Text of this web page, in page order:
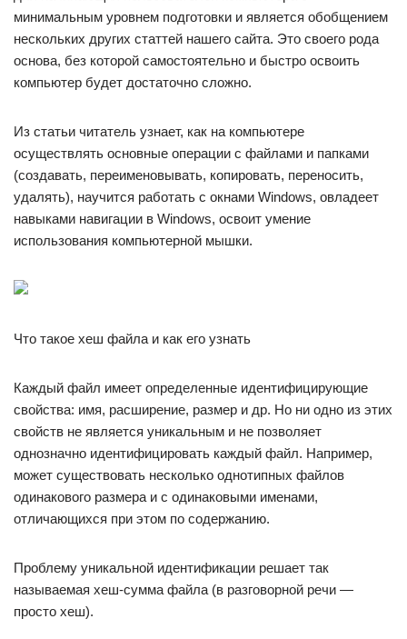
минимальным уровнем подготовки и является обобщением
нескольких других статтей нашего сайта. Это своего рода
основа, без которой самостоятельно и быстро освоить
компьютер будет достаточно сложно.
Из статьи читатель узнает, как на компьютере
осуществлять основные операции с файлами и папками
(создавать, переименовывать, копировать, переносить,
удалять), научится работать с окнами Windows, овладеет
навыками навигации в Windows, освоит умение
использования компьютерной мышки.
Что такое хеш файла и как его узнать
Каждый файл имеет определенные идентифицирующие
свойства: имя, расширение, размер и др. Но ни одно из этих
свойств не является уникальным и не позволяет
однозначно идентифицировать каждый файл. Например,
может существовать несколько однотипных файлов
одинакового размера и с одинаковыми именами,
отличающихся при этом по содержанию.
Проблему уникальной идентификации решает так
называемая хеш-сумма файла (в разговорной речи —
просто хеш).